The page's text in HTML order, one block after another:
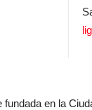
fundada en la